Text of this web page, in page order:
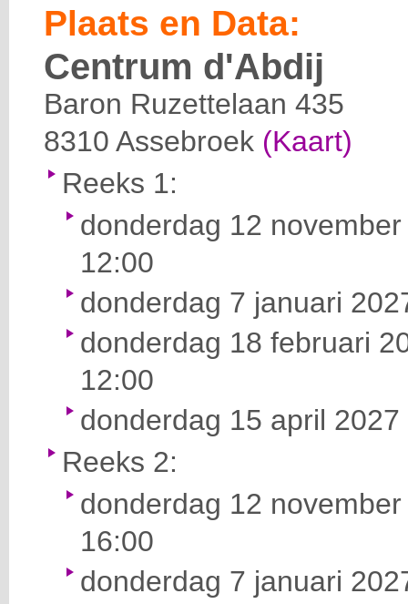
Plaats en Data:
Centrum d'Abdij
Baron Ruzettelaan 435
8310 Assebroek (Kaart)
Reeks 1:
donderdag 12
12:00
donderdag 7 januari
donderdag 18 februari
12:00
donderdag 15 april
Reeks 2:
donderdag 12
16:00
donderdag 7 januari